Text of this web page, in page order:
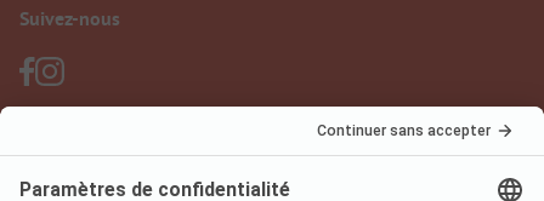
Suivez-nous